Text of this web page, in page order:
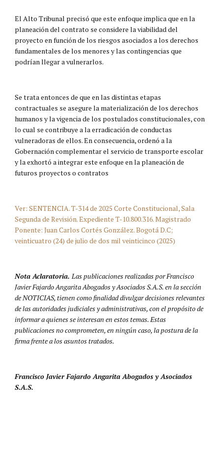
El Alto Tribunal precisó que este enfoque implica que en la
planeación del contrato se considere la viabilidad del
proyecto en función de los riesgos asociados a los derechos
fundamentales de los menores y las contingencias que
podrían llegar a vulnerarlos.
Se trata entonces de que en las distintas etapas
contractuales se asegure la materialización de los derechos
humanos y la vigencia de los postulados constitucionales, con
lo cual se contribuye a la erradicación de conductas
vulneradoras de ellos. En consecuencia, ordenó a la
Gobernación complementar el servicio de transporte escolar
y la exhortó a integrar este enfoque en la planeación de
futuros proyectos o contratos
Ver: SENTENCIA. T-314 de 2025 Corte Constitucional, Sala
Segunda de Revisión. Expediente T-10.800.316. Magistrado
Ponente: Juan Carlos Cortés González. Bogotá D.C;
veinticuatro (24) de julio de dos mil veinticinco (2025)
Nota Aclaratoria. Las publicaciones realizadas por Francisco
Javier Fajardo Angarita Abogados y Asociados S.A.S. en la sección
de NOTICIAS, tienen como finalidad divulgar decisiones relevantes
de las autoridades judiciales y administrativas, con el propósito de
informar a quienes se interesan en estos temas. Estas
publicaciones no comprometen, en ningún caso, la postura de la
firma frente a los asuntos tratados.
Francisco Javier Fajardo Angarita Abogados y Asociados
S.A.S.